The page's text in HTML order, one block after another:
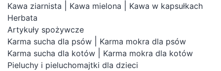
Kawa ziarnista Kawa mielona
Kawa w kapsułkach
Herbata
Artykuły spożywcze
Karma sucha dla psów
Karma mokra dla psów
Karma sucha dla kotów
Karma mokra dla kotów
Pieluchy i pieluchomajtki dla dzieci